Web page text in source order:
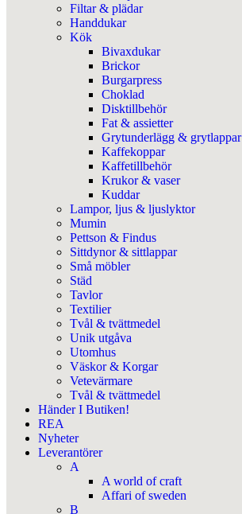
Filtar & plädar
Handdukar
Kök
Bivaxdukar
Brickor
Burgarpress
Choklad
Disktillbehör
Fat & assietter
Grytunderlägg & grytlappar
Kaffekoppar
Kaffetillbehör
Krukor & vaser
Kuddar
Lampor, ljus & ljuslyktor
Mumin
Pettson & Findus
Sittdynor & sittlappar
Små möbler
Städ
Tavlor
Textilier
Tvål & tvättmedel
Unik utgåva
Utomhus
Väskor & Korgar
Vetevärmare
Tvål & tvättmedel
Händer I Butiken!
REA
Nyheter
Leverantörer
A
A world of craft
Affari of sweden
B